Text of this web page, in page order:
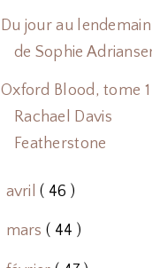
Du jour au lendemain
de Sophie
Oxford Blood, tome 1
Rachael Davis
Featherstone
avril( 46 )
mars ( 44 )